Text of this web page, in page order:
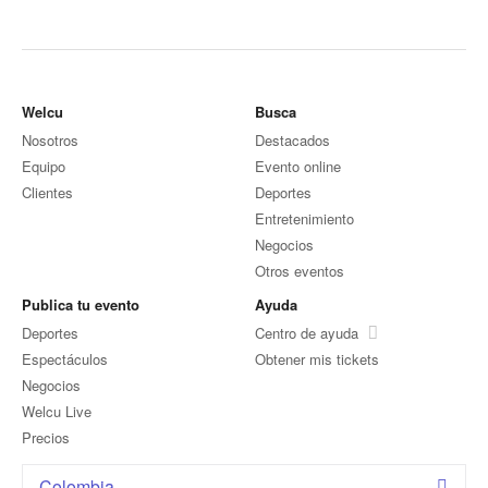
Welcu
Nosotros
Equipo
Clientes
Busca
Destacados
Evento online
Deportes
Entretenimiento
Negocios
Otros eventos
Publica tu evento
Deportes
Espectáculos
Negocios
Welcu Live
Precios
Ayuda
Centro de ayuda
Obtener mis tickets